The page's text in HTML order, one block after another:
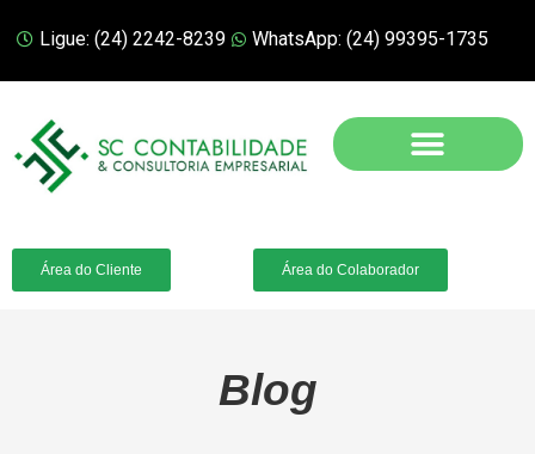
Ligue: (24) 2242-8239 WhatsApp: (24) 99395-1735
Área do Cliente Área do Colaborador
Blog